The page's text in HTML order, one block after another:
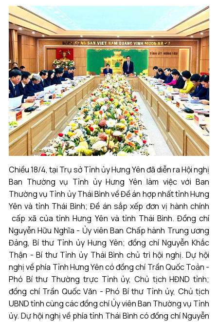
Chiều 18/4, tại Trụ sở Tỉnh ủy Hưng Yên đã diễn ra Hội nghị
Ban Thường vụ Tỉnh ủy Hưng Yên làm việc với Ban
Thường vụ Tỉnh ủy Thái Bình về Đề án hợp nhất tỉnh Hưng
Yên và tỉnh Thái Bình; Đề án sắp xếp đơn vị hành chính
cấp xã của tỉnh Hưng Yên và tỉnh Thái Bình. Đồng chí
Nguyễn Hữu Nghĩa - Ủy viên Ban Chấp hành Trung ương
Đảng, Bí thư Tỉnh ủy Hưng Yên; đồng chí Nguyễn Khắc
Thận - Bí thư Tỉnh ủy Thái Bình chủ trì hội nghị. Dự hội
nghị về phía Tỉnh Hưng Yên có đồng chí Trần Quốc Toản -
Phó Bí thư Thường trực Tỉnh ủy, Chủ tịch HĐND tỉnh;
đồng chí Trần Quốc Văn - Phó Bí thư Tỉnh ủy, Chủ tịch
UBND tỉnh cùng các đồng chí Ủy viên Ban Thường vụ Tỉnh
ủy. Dự hội nghị về phía tỉnh Thái Bình có đồng chí Nguyễn